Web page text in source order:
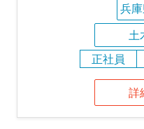
兵
土
正社員
詳